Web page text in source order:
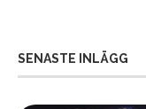
SENASTE INLÄGG